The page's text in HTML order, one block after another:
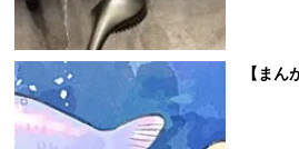
【ま